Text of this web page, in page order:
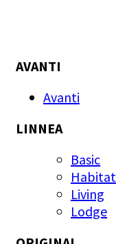
AVANTI
Avanti
LINNEA
Basic
Habitat
Living
Lodge